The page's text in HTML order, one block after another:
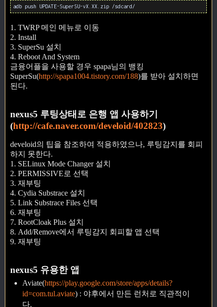
adb push UPDATE-SuperSU-vX.XX.zip /sdcard/
1. TWRP 메인 메뉴로 이동
2. Install
3. SuperSu 설치
4. Reboot And System
금융어플을 사용할 경우 spapa님의 뱅킹
SuperSu(http://spapa1004.tistory.com/188)를 받아 설치하면
된다.
nexus5 루팅상태로 은행 앱 사용하기
(http://cafe.naver.com/develoid/402823)
develoid의 팁을 참조하여 적용하였으나, 루팅감지를 회피
하지 못한다.
1. SELinux Mode Changer 설치
2. PERMISSIVE로 선택
3. 재부팅
4. Cydia Substrace 설치
5. Link Substrace Files 선택
6. 재부팅
7. RootCloak Plus 설치
8. Add/Remove에서 루팅감지 회피할 앱 선택
9. 재부팅
nexus5 유용한 앱
Aviate(https://play.google.com/store/apps/details?
id=com.tul.aviate) : 야후에서 만든 런처로 직관적이
다.